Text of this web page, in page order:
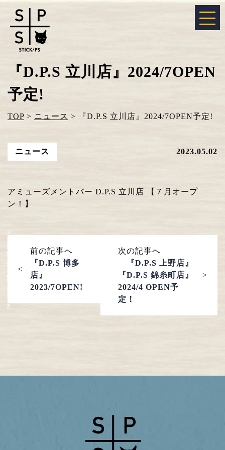
『D.P.S 立川店』2024/7OPEN
予定!
TOP > ニュース > 『D.P.S 立川店』2024/7OPEN予定!
ニュース 2023.05.02
アミューズメントバー D.P.S 立川店 【７月オープ
ン！】
前の記事へ
『D.P.S 博多
店』
2023/7OPEN!
次の記事へ
『D.P.S 上野店』
『D.P.S 錦糸町店』
2024/4 OPEN予
定！
© stick ps All Rights Reserved.